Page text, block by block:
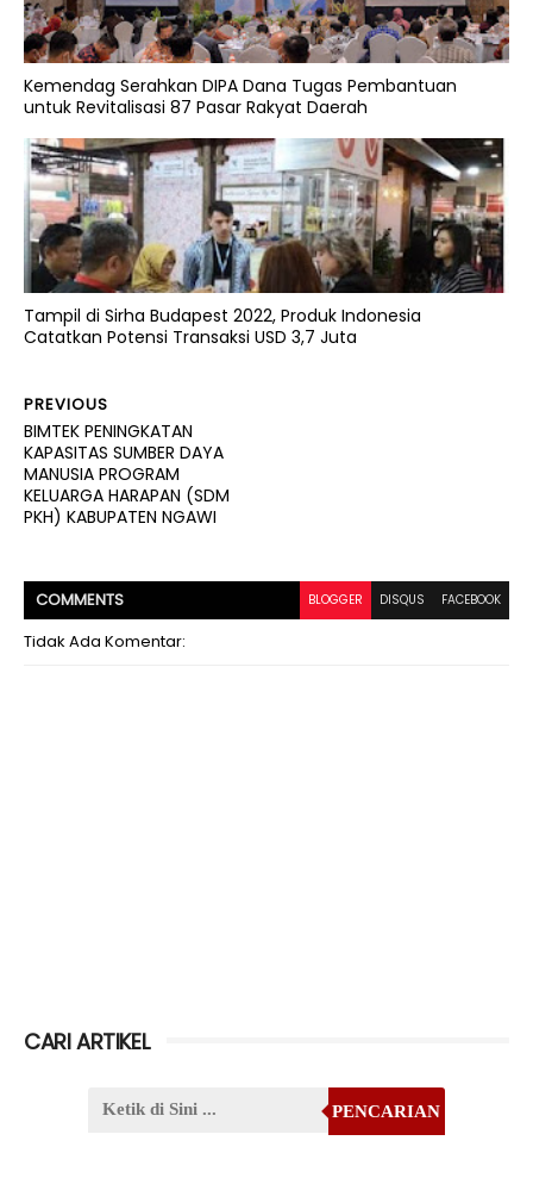
Kemendag Serahkan DIPA Dana Tugas Pembantuan
untuk Revitalisasi 87 Pasar Rakyat Daerah
Tampil di Sirha Budapest 2022, Produk Indonesia
Catatkan Potensi Transaksi USD 3,7 Juta
PREVIOUS
BIMTEK PENINGKATAN
KAPASITAS SUMBER DAYA
MANUSIA PROGRAM
KELUARGA HARAPAN (SDM
PKH) KABUPATEN NGAWI
COMMENTS BLOGGER DISQUS FACEBOOK
Tidak Ada Komentar:
CARI ARTIKEL
PENCARIAN